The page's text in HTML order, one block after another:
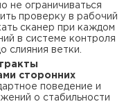
не ограничиваться
проверку в рабочий
сканер при каждом
в системе контроля
слияния ветки.
сторонних
поведение и
о стабильности